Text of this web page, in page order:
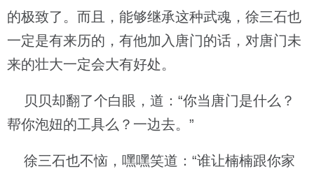
的极致了。而且，能够继承这种武魂，徐三石也
一定是有来历的，有他加入唐门的话，对唐门未
来的壮大一定会大有好处。
贝贝却翻了个白眼，道：“你当唐门是什么？
帮你泡妞的工具么？一边去。”
徐三石也不恼，嘿嘿笑道：“谁让楠楠跟你家